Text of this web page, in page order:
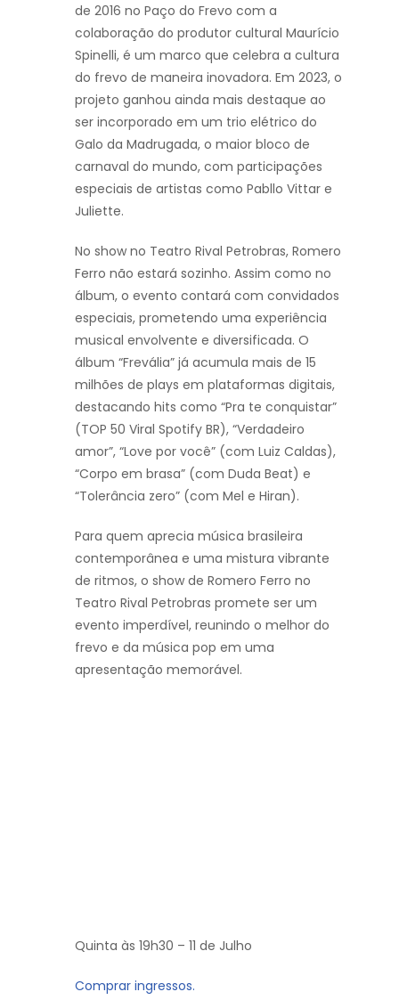
de 2016 no Paço do Frevo com a
colaboração do produtor cultural Maurício
Spinelli, é um marco que celebra a cultura
do frevo de maneira inovadora. Em 2023, o
projeto ganhou ainda mais destaque ao
ser incorporado em um trio elétrico do
Galo da Madrugada, o maior bloco de
carnaval do mundo, com participações
especiais de artistas como Pabllo Vittar e
Juliette.
No show no Teatro Rival Petrobras, Romero
Ferro não estará sozinho. Assim como no
álbum, o evento contará com convidados
especiais, prometendo uma experiência
musical envolvente e diversificada. O
álbum “Frevália” já acumula mais de 15
milhões de plays em plataformas digitais,
destacando hits como “Pra te conquistar”
(TOP 50 Viral Spotify BR), “Verdadeiro
amor”, “Love por você” (com Luiz Caldas),
“Corpo em brasa” (com Duda Beat) e
“Tolerância zero” (com Mel e Hiran).
Para quem aprecia música brasileira
contemporânea e uma mistura vibrante
de ritmos, o show de Romero Ferro no
Teatro Rival Petrobras promete ser um
evento imperdível, reunindo o melhor do
frevo e da música pop em uma
apresentação memorável.
Quinta às 19h30 – 11 de Julho
Comprar ingressos.